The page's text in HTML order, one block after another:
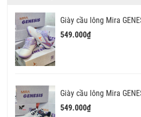
Giày cầu lông Mira
549.000₫
Giày cầu lông Mira
549.000₫